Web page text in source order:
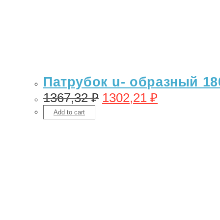
Патрубок u- образный
1367,32₽ 1302,21 ₽
Add to cart